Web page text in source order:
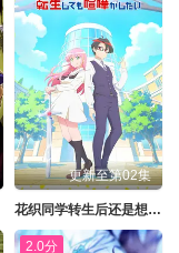
更新至第02集
花织同学转生后还是想干架
2.0分